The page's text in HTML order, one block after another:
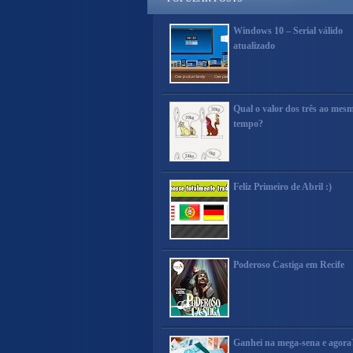
Windows 10 – Serial válido
atualizado
Qual o valor dos três ao
tempo?
Feliz Primeiro de Abril :)
Poderoso Castiga em Recife
Ganhei na mega-sena e